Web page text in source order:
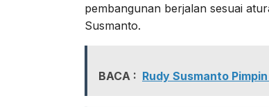
pembangunan berjalan sesuai
Susmanto.
BACA : Rudy Susmanto